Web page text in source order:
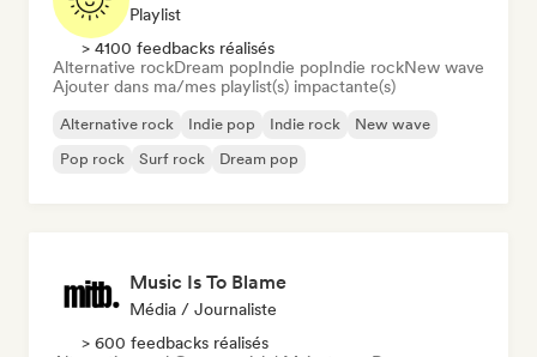
Playlist
> 4100 feedbacks réalisés
Alternative rockDream popIndie popIndie rockNew wave
Ajouter dans ma/mes playlist(s) impactante(s)
Alternative rock Indie pop Indie rock
New wave
Pop rock
Surf rock Dream pop
Music Is To Blame
Média / Journaliste
> 600 feedbacks réalisés